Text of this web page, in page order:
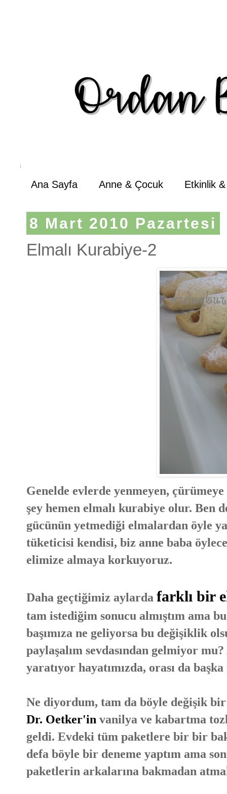
Ana Sayfa Anne & Çocuk Etkinlik
8 Mart 2010 Pazartesi
Elmalı Kurabiye-2
Genelde evlerde yenmeyen,
şey hemen elmalı kurabiye olur. Ben
gücünün yetmediği elmalardan öyle
tüketicisi kendisi, biz anne baba
elimize almaya korkuyoruz.
Daha geçtiğimiz aylarda farklı bir
tam istediğim sonucu almıştım ama
başımıza ne geliyorsa bu değişiklik
paylaşalım sevdasından gelmiyor
yaratıyor hayatımızda, orası da
Ne diyordum, tam da böyle değişik
Dr. Oetker'in vanilya ve kabartma
geldi. Evdeki tüm paketlere bir bir
defa böyle bir deneme yaptım ama
paketlerin arkalarına bakmadan